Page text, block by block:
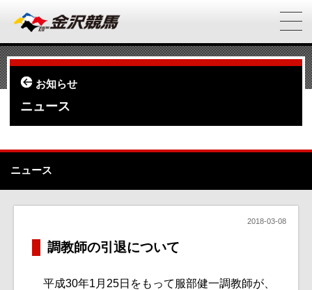
お知らせ
ニュース
ニュース
2018-03-08
調教師の引退について
平成30年1月25日をもって服部健一調教師が、